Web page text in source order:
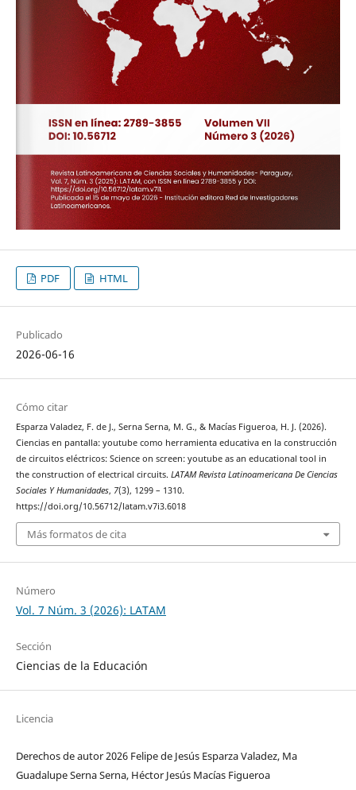
PDF HTML
Publicado
2026-06-16
Cómo citar
Esparza Valadez, F. de J., Serna Serna, M. G., & Macías Figueroa, H. J. (2026).
Ciencias en pantalla: youtube como herramienta educativa en la construcción
de circuitos eléctricos: Science on screen: youtube as an educational tool in
the construction of electrical circuits. LATAM Revista Latinoamericana De Ciencias
Sociales Y Humanidades, 7(3), 1299 – 1310.
https://doi.org/10.56712/latam.v7i3.6018
Más formatos de cita
Número
Vol. 7 Núm. 3 (2026): LATAM
Sección
Ciencias de la Educación
Licencia
Derechos de autor 2026 Felipe de Jesús Esparza Valadez, Ma
Guadalupe Serna Serna, Héctor Jesús Macías Figueroa